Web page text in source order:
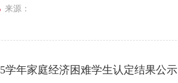
来源：
学年家庭经济困难学生认定结果公示